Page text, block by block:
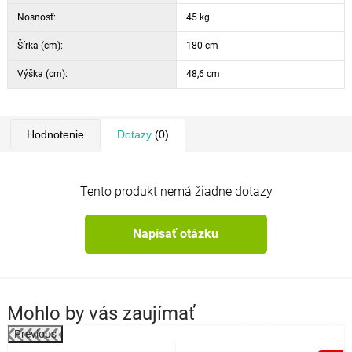
Nosnosť: 45 kg
Šírka (cm): 180 cm
Výška (cm): 48,6 cm
Hodnotenie Dotazy(0)
Tento produkt nemá žiadne dotazy
Napísať otázku
Mohlo by vás zaujímať
Previous